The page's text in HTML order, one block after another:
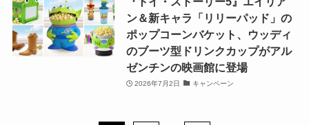
ン＆新キャラ「リリーパッド」の
ポップコーンバケット、ウッディ
のブーツ型ドリンクカップがアル
ゼンチンの映画館に登場
2026年7月2日 キャンペーン